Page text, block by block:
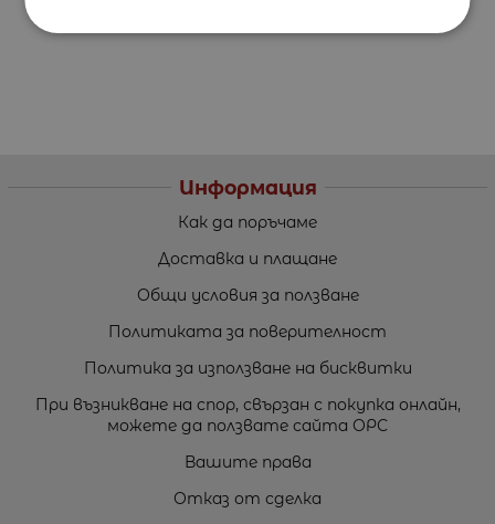
Информация
Как да поръчаме
Доставка и плащане
Общи условия за ползване
Политиката за поверителност
Политика за използване на бисквитки
При възникване на спор, свързан с покупка онлайн,
можете да ползвате сайта ОРС
Вашите права
Отказ от сделка